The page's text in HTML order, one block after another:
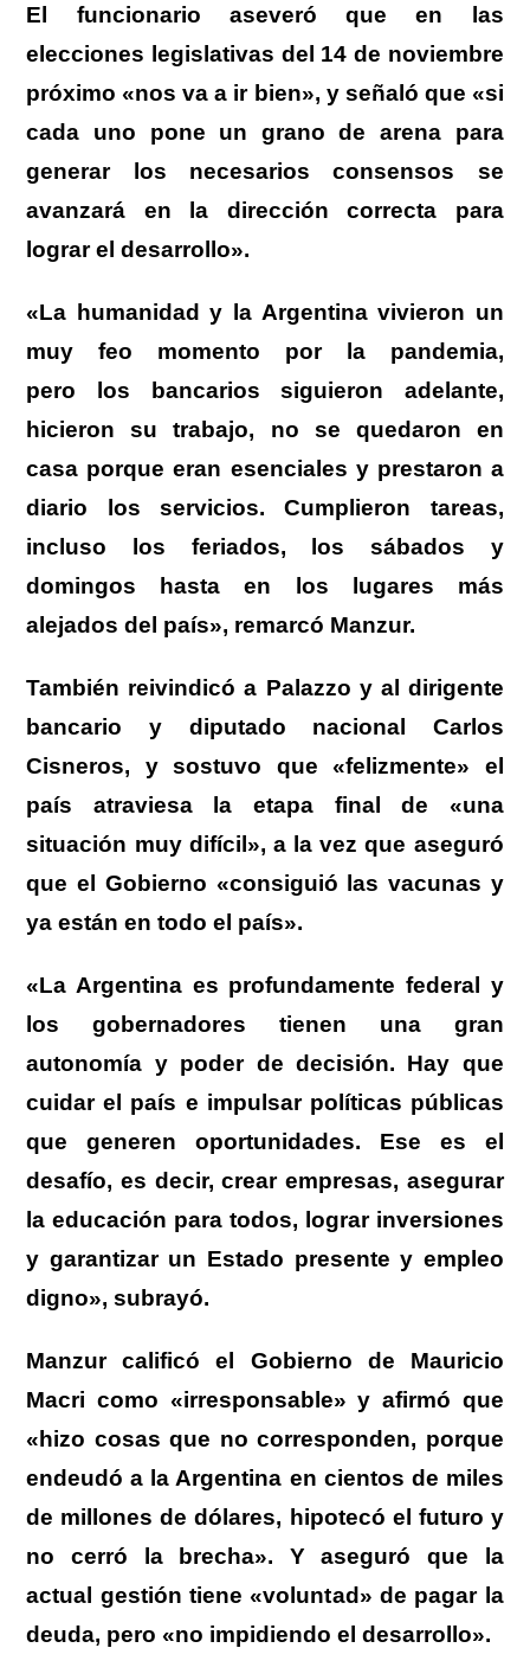
El funcionario aseveró que en las
elecciones legislativas del 14 de noviembre
próximo «nos va a ir bien», y señaló que «si
cada uno pone un grano de arena para
generar los necesarios consensos se
avanzará en la dirección correcta para
lograr el desarrollo».
«La humanidad y la Argentina vivieron un
muy feo momento por la pandemia,
pero los bancarios siguieron adelante,
hicieron su trabajo, no se quedaron en
casa porque eran esenciales y prestaron a
diario los servicios. Cumplieron tareas,
incluso los feriados, los sábados y
domingos hasta en los lugares más
alejados del país», remarcó Manzur.
También reivindicó a Palazzo y al dirigente
bancario y diputado nacional Carlos
Cisneros, y sostuvo que «felizmente» el
país atraviesa la etapa final de «una
situación muy difícil», a la vez que aseguró
que el Gobierno «consiguió las vacunas y
ya están en todo el país».
«La Argentina es profundamente federal y
los gobernadores tienen una gran
autonomía y poder de decisión. Hay que
cuidar el país e impulsar políticas públicas
que generen oportunidades. Ese es el
desafío, es decir, crear empresas, asegurar
la educación para todos, lograr inversiones
y garantizar un Estado presente y empleo
digno», subrayó.
Manzur calificó el Gobierno de Mauricio
Macri como «irresponsable» y afirmó que
«hizo cosas que no corresponden, porque
endeudó a la Argentina en cientos de miles
de millones de dólares, hipotecó el futuro y
no cerró la brecha». Y aseguró que la
actual gestión tiene «voluntad» de pagar la
deuda, pero «no impidiendo el desarrollo».